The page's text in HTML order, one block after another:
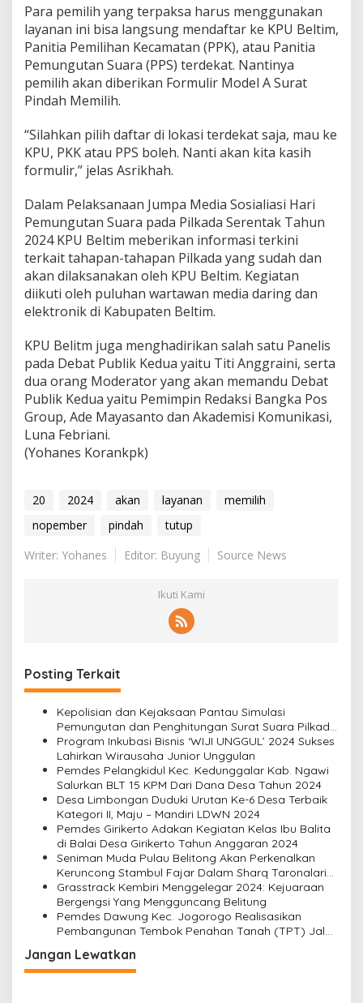
Para pemilih yang terpaksa harus menggunakan
layanan ini bisa langsung mendaftar ke KPU Beltim,
Panitia Pemilihan Kecamatan (PPK), atau Panitia
Pemungutan Suara (PPS) terdekat. Nantinya
pemilih akan diberikan Formulir Model A Surat
Pindah Memilih.
“Silahkan pilih daftar di lokasi terdekat saja, mau ke
KPU, PKK atau PPS boleh. Nanti akan kita kasih
formulir,” jelas Asrikhah.
Dalam Pelaksanaan Jumpa Media Sosialiasi Hari
Pemungutan Suara pada Pilkada Serentak Tahun
2024 KPU Beltim meberikan informasi terkini
terkait tahapan-tahapan Pilkada yang sudah dan
akan dilaksanakan oleh KPU Beltim. Kegiatan
diikuti oleh puluhan wartawan media daring dan
elektronik di Kabupaten Beltim.
KPU Belitm juga menghadirikan salah satu Panelis
pada Debat Publik Kedua yaitu Titi Anggraini, serta
dua orang Moderator yang akan memandu Debat
Publik Kedua yaitu Pemimpin Redaksi Bangka Pos
Group, Ade Mayasanto dan Akademisi Komunikasi,
Luna Febriani.
(Yohanes Korankpk)
20 2024 akan layanan
memilih
nopember
pindah
tutup
Writer: Yohanes
Editor: Buyung Source News
Ikuti Kami
Posting Terkait
Kepolisian dan Kejaksaan Pantau Simulasi
Pemungutan dan Penghitungan Surat Suara Pilkada
2024 di Beltim
Program Inkubasi Bisnis ‘WIJI UNGGUL’ 2024 Sukses
Lahirkan Wirausaha Junior Unggulan
Pemdes Pelangkidul Kec. Kedunggalar Kab. Ngawi
Salurkan BLT 15 KPM Dari Dana Desa Tahun 2024
Desa Limbongan Duduki Urutan Ke-6 Desa Terbaik
Kategori II, Maju – Mandiri LDWN 2024
Pemdes Girikerto Adakan Kegiatan Kelas Ibu Balita
di Balai Desa Girikerto Tahun Anggaran 2024
Seniman Muda Pulau Belitong Akan Perkenalkan
Keruncong Stambul Fajar Dalam Sharq Taronalari
Festival 2024 di Uzbekistan
Grasstrack Kembiri Menggelegar 2024: Kejuaraan
Bergengsi Yang Mengguncang Belitung
Pemdes Dawung Kec. Jogorogo Realisasikan
Pembangunan Tembok Penahan Tanah (TPT) Jalan
RW.003 Dari Dana Desa 2024
Jangan Lewatkan